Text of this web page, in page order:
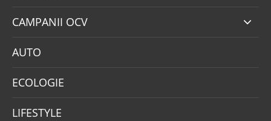
CAMPANII OCV
AUTO
ECOLOGIE
LIFESTYLE